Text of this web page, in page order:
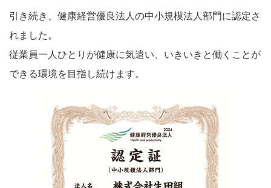
引き続き、健康経営優良法人の中小規模法人部門に認定さ
れました。
従業員一人ひとりが健康に気遣い、いきいきと働くことが
できる環境を目指し続けます。